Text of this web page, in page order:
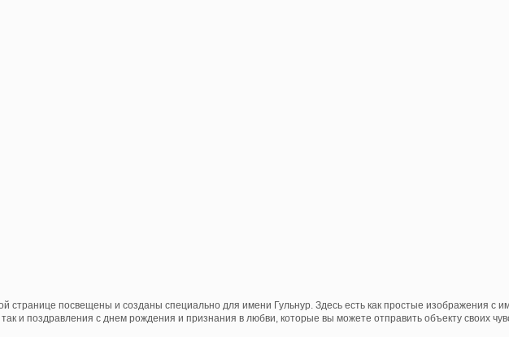
странице посвещены и созданы специально для имени Гульнур. Здесь есть как простые изображения с
так и поздравления с днем рождения и признания в любви, которые вы можете отправить объекту своих